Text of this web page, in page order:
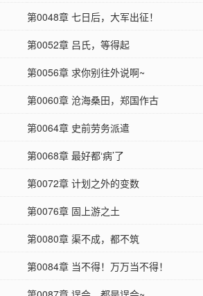
第0048章 七日后，大军出征！
第0052章 吕氏，等得起
第0056章 求你别往外说啊~
第0060章 沧海桑田，郑国作古
第0064章 史前劳务派遣
第0068章 最好都‘病’了
第0072章 计划之外的变数
第0076章 固上游之土
第0080章 渠不成，都不筑
第0084章 当不得！万万当不得！